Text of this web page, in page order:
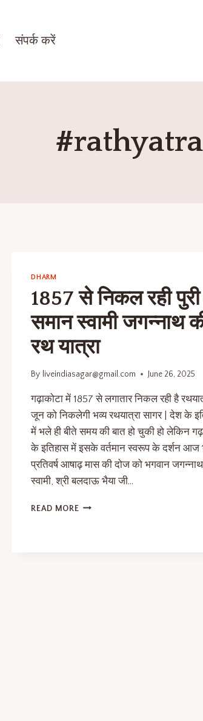
संपर्क करें
#rathyatra
DHARM
1857 से निकल रही
समान स्वामी जगन्नाथ
रथ यात्रा
By liveindiasagar@gmail.com June 26, 2025
गढ़ाकोटा में 1857 से लगातार निकल रही है
जून को निकलेगी भव्य रथयात्रा सागर | देश के
में भले ही बीते समय की बात हो चुकी हो लेकिन
के इतिहास में इसके वर्तमान स्वरूप के दर्शन आज
प्रतिवर्ष आषाढ़ मास की दोज को भगवान जगन्नाथ
स्वामी, श्री बलदाऊ भैया जी…
READ MORE